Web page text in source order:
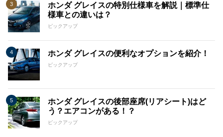
ホンダ グレイスの特別仕様車を解説｜標準仕
様車との違いは？
ピックアップ
ホンダ グレイスの便利なオプションを紹介！
ピックアップ
ホンダ グレイスの後部座席(リアシート)はど
う？エアコンがある！？
ピックアップ